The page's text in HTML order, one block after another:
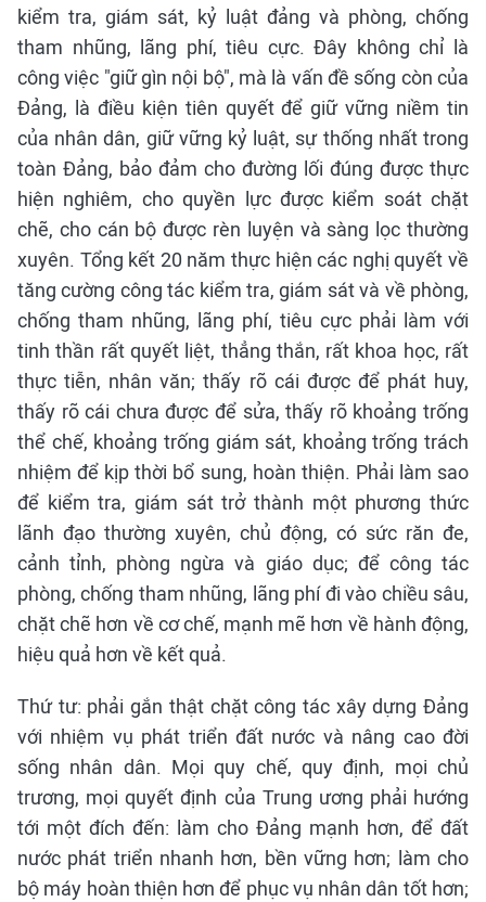
kiểm tra, giám sát, kỷ luật đảng và phòng, chống
tham nhũng, lãng phí, tiêu cực. Đây không chỉ là
công việc "giữ gìn nội bộ", mà là vấn đề sống còn của
Đảng, là điều kiện tiên quyết để giữ vững niềm tin
của nhân dân, giữ vững kỷ luật, sự thống nhất trong
toàn Đảng, bảo đảm cho đường lối đúng được thực
hiện nghiêm, cho quyền lực được kiểm soát chặt
chẽ, cho cán bộ được rèn luyện và sàng lọc thường
xuyên. Tổng kết 20 năm thực hiện các nghị quyết về
tăng cường công tác kiểm tra, giám sát và về phòng,
chống tham nhũng, lãng phí, tiêu cực phải làm với
tinh thần rất quyết liệt, thẳng thắn, rất khoa học, rất
thực tiễn, nhân văn; thấy rõ cái được để phát huy,
thấy rõ cái chưa được để sửa, thấy rõ khoảng trống
thể chế, khoảng trống giám sát, khoảng trống trách
nhiệm để kịp thời bổ sung, hoàn thiện. Phải làm sao
để kiểm tra, giám sát trở thành một phương thức
lãnh đạo thường xuyên, chủ động, có sức răn đe,
cảnh tỉnh, phòng ngừa và giáo dục; để công tác
phòng, chống tham nhũng, lãng phí đi vào chiều sâu,
chặt chẽ hơn về cơ chế, mạnh mẽ hơn về hành động,
hiệu quả hơn về kết quả.
Thứ tư: phải gắn thật chặt công tác xây dựng Đảng
với nhiệm vụ phát triển đất nước và nâng cao đời
sống nhân dân. Mọi quy chế, quy định, mọi chủ
trương, mọi quyết định của Trung ương phải hướng
tới một đích đến: làm cho Đảng mạnh hơn, để đất
nước phát triển nhanh hơn, bền vững hơn; làm cho
bộ máy hoàn thiện hơn để phục vụ nhân dân tốt hơn;